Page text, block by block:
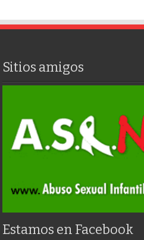
Sitios amigos
Estamos en Facebook